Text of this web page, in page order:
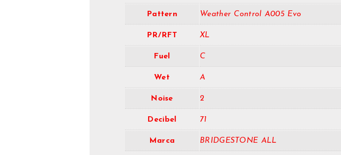
Pattern Weather Control A005 Evo
PR/RFT XL
Fuel C
Wet A
Noise 2
Decibel 71
Marca BRIDGESTONE ALL